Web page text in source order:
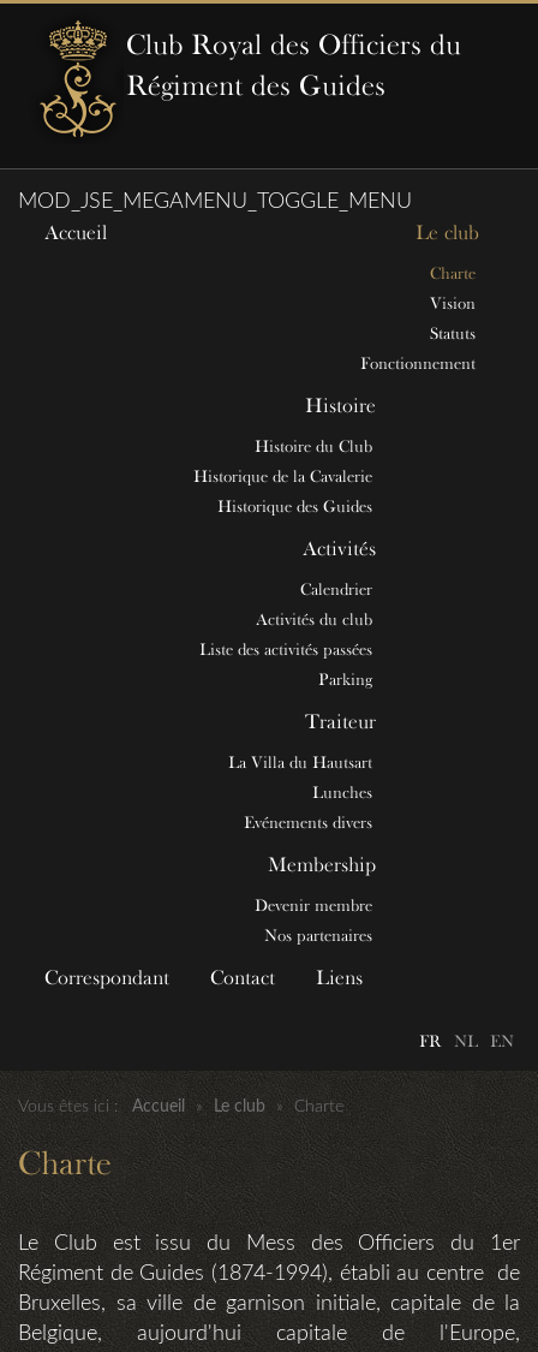
Club Royal des Officiers du
Régiment des Guides
MOD_JSE_MEGAMENU_TOGGLE_MENU
Accueil Le club
Charte
Vision
Statuts
Fonctionnement
Histoire
Histoire du Club
Historique de la Cavalerie
Historique des Guides
Activités
Calendrier
Activités du club
Liste des activités passées
Parking
Traiteur
La Villa du Hautsart
Lunches
Evénements divers
Membership
Devenir membre
Nos partenaires
Correspondant Contact Liens
FR NL EN
Vous êtes ici : Accueil » Le club » Charte
Charte
Le Club est issu du Mess des Officiers du 1er
Régiment de Guides (1874-1994), établi au centre de
Bruxelles, sa ville de garnison initiale, capitale de la
Belgique, aujourd'hui capitale de l'Europe,